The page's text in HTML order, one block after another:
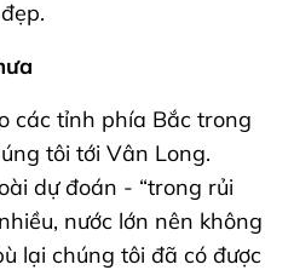
các tỉnh phía Bắc trong
tôi tới Vân Long.
dự đoán - “trong rủi
nước lớn nên không
lại chúng tôi đã có được